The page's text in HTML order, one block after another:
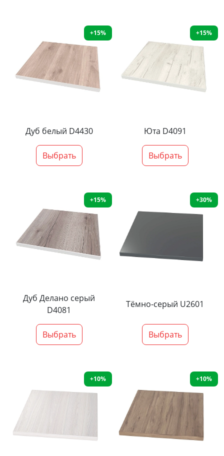
+15%
Дуб белый D4430
Выбрать
+15%
Юта D4091
Выбрать
+15%
Дуб Делано серый
D4081
Выбрать
+30%
Тёмно-серый U2601
Выбрать
+10% +10%